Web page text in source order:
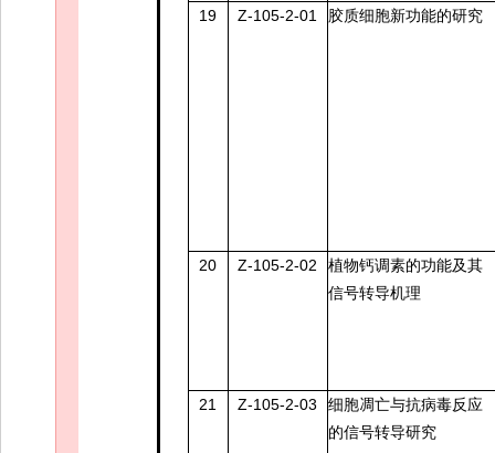
19 Z-105-2-01 胶质细胞新功能的研究
20 Z-105-2-02
植物钙调素的功能及其
信号转导机理
21 Z-105-2-03
细胞凋亡与抗病毒反应
的信号转导研究